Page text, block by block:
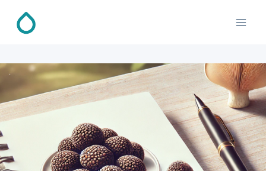
naar